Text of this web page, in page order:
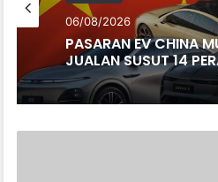
06/08/2026
PASARAN EV CHINA
JUALAN SUSUT 14